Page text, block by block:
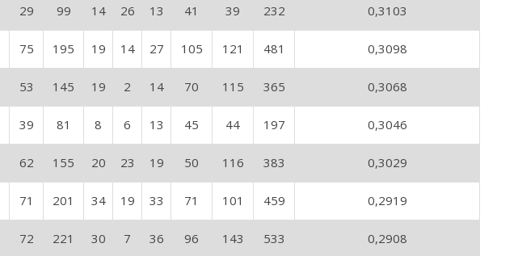
29 99 14 26 13 41 39 232 0,3103
75 195 19 14 27 105 121 481 0,3098
53 145 19 2 14 70 115 365 0,3068
39 81 8 6 13 45 44 197 0,3046
62 155 20 23 19 50 116 383 0,3029
71 201 34 19 33 71 101 459 0,2919
72 221 30 7 36 96 143 533 0,2908